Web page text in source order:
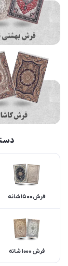
فرش 1500 شانه
فرش 1000 شانه